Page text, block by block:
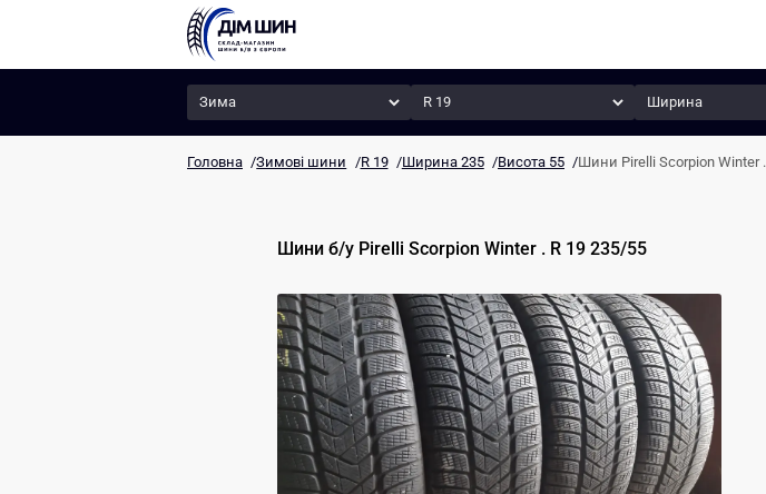
Сезон Радіус Ширина
Головна /Зимові шини /R 19 /Ширина 235 /Висота 55 /Шини Pirelli Scorpion Winter .
Шини б/у Pirelli Scorpion Winter . R 19 235/55